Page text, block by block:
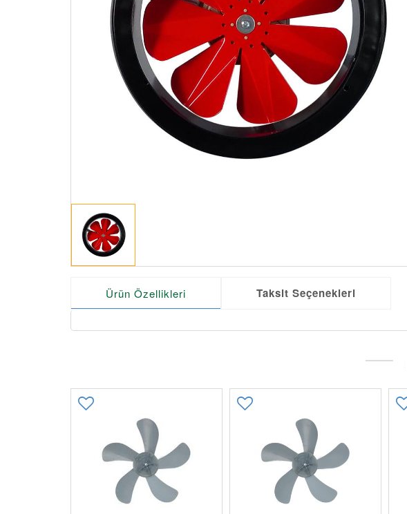
Ürün Özellikleri Taksit Seçenekleri